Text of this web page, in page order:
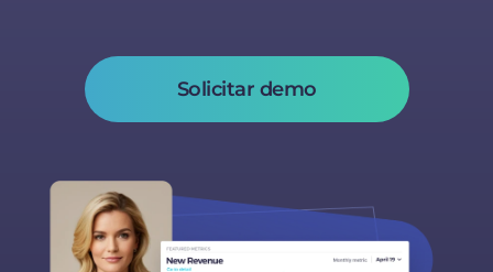
Solicitar demo